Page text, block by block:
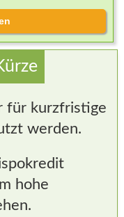
für kurzfristige
werden.
hohe